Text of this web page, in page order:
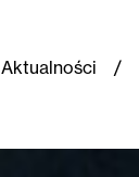
Aktualności